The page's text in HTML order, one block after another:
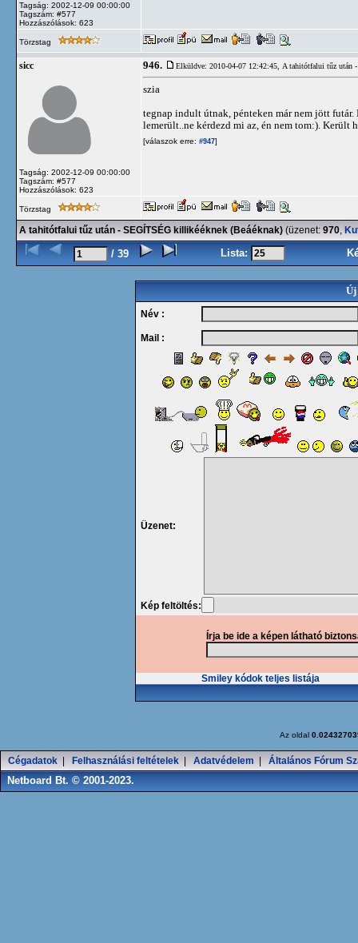
Tagság: 2002-12-09 00:00:00
Tagszám: #577
Hozzászólások: 623
Törzstag
sicc
Tagság: 2002-12-09 00:00:00
Tagszám: #577
Hozzászólások: 623
946. Elküldve: 2010-04-07 12:42:45, A tahitótfalui tűz után
szia
tegnap indult útnak, pénteken már nem jött
lemerült..ne kérdezd mi az, én nem tom:). Került
[válaszok erre: #947]
Törzstag
A tahitótfalui tűz után - SEGÍTSÉG killikééknek (Beáéknak) (üzenet: 970,
/ 39 Lista:
Új
Név :
Mail :
Üzenet:
Kép feltöltés:
Írja be ide a képen látható
Smiley kódok teljes listája
Az oldal
Cégadatok Felhasználási feltételek Adatvédelem Általános Fórum
Netboard Bt. © 2001-2023.